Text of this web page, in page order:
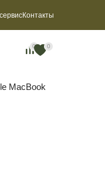
Контакты
0 0
MacBook
0 0